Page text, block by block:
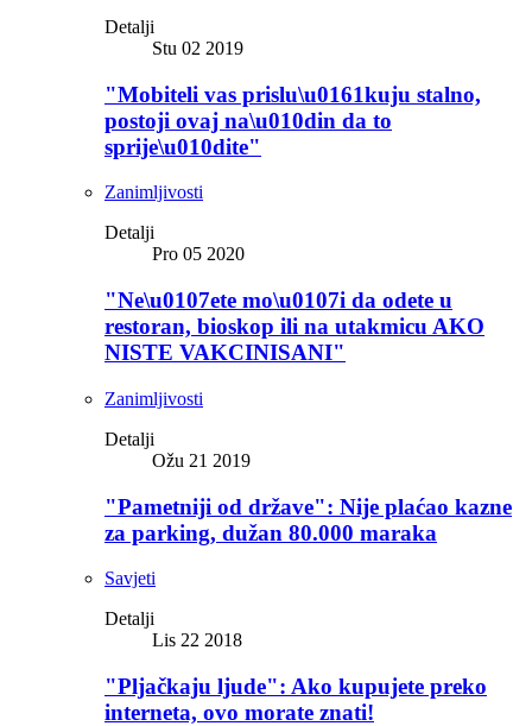
Detalji
Stu 02 2019
"Mobiteli vas prislu\u0161kuju stalno,
postoji ovaj na\u010din da to
sprije\u010dite"
Zanimljivosti
Detalji
Pro 05 2020
"Ne\u0107ete mo\u0107i da odete u
restoran, bioskop ili na utakmicu AKO
NISTE VAKCINISANI"
Zanimljivosti
Detalji
Ožu 21 2019
"Pametniji od države": Nije plaćao kazne
za parking, dužan 80.000 maraka
Savjeti
Detalji
Lis 22 2018
"Pljačkaju ljude": Ako kupujete preko
interneta, ovo morate znati!